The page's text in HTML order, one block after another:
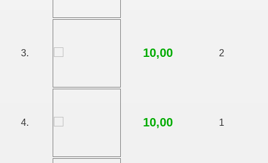
3. 10,00 2
4. 10,00 1